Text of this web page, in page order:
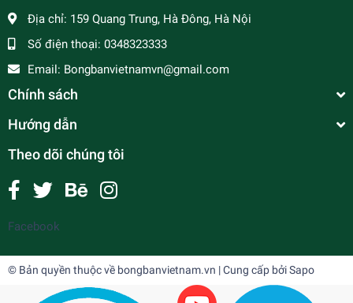
Địa chỉ: 159 Quang Trung, Hà Đông, Hà Nội
Số điện thoại: 0348323333
Email: Bongbanvietnamvn@gmail.com
Chính sách
Hướng dẫn
Theo dõi chúng tôi
Facebook
© Bản quyền thuộc về bongbanvietnam.vn | Cung cấp bởiSapo